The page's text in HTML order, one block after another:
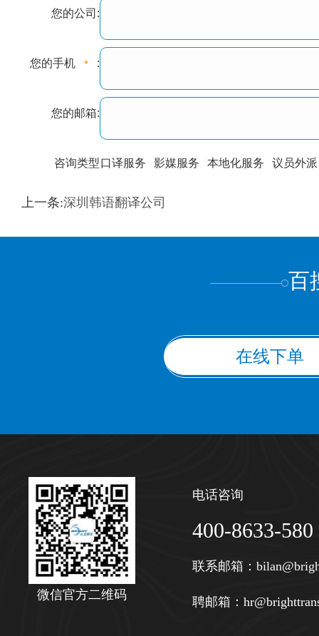
您的公司:
您的手机 :
您的邮箱:
咨询类型口译服务 影媒服务 本地化服务 议员外派
训翻译 标准级
上一条:深圳韩语翻译公司
百
在线下单
微信官方二维码
电话咨询
400-8633-580
联系邮箱：
聘邮箱：